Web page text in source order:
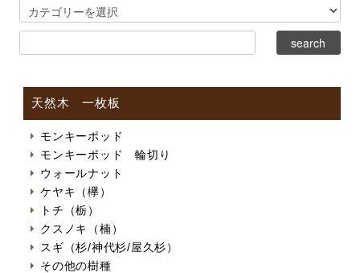
天然木 一枚板
モンキーポッド
モンキーポッド 輪切り
ウォールナット
ケヤキ（欅）
トチ（栃）
クスノキ（楠）
スギ（杉/神代杉/屋久杉）
その他の樹種